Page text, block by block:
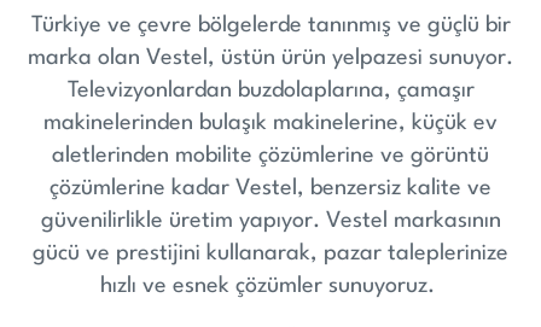
Türkiye ve çevre bölgelerde tanınmış ve güçlü bir
marka olan Vestel, üstün ürün yelpazesi sunuyor.
Televizyonlardan buzdolaplarına, çamaşır
makinelerinden bulaşık makinelerine, küçük ev
aletlerinden mobilite çözümlerine ve görüntü
çözümlerine kadar Vestel, benzersiz kalite ve
güvenilirlikle üretim yapıyor. Vestel markasının
gücü ve prestijini kullanarak, pazar taleplerinize
hızlı ve esnek çözümler sunuyoruz.